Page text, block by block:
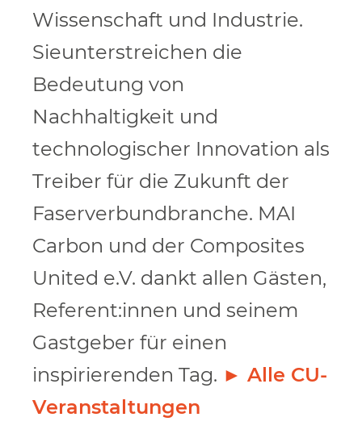
Wissenschaft und Industrie.
Sieunterstreichen die
Bedeutung von
Nachhaltigkeit und
technologischer Innovation als
Treiber für die Zukunft der
Faserverbundbranche. MAI
Carbon und der Composites
United e.V. dankt allen Gästen,
Referent:innen und seinem
Gastgeber für einen
inspirierenden Tag. ► Alle CU-
Veranstaltungen